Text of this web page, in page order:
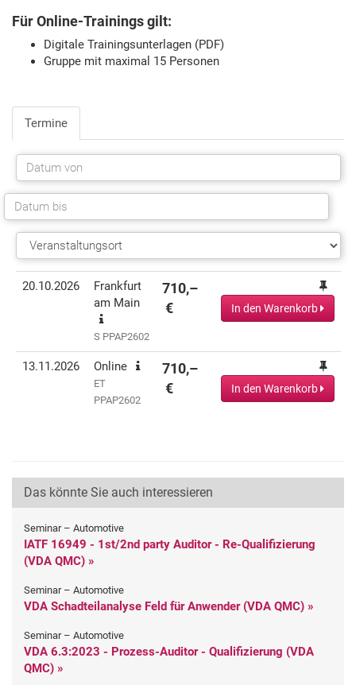
Für Online-Trainings gilt:
Digitale Trainingsunterlagen (PDF)
Gruppe mit maximal 15 Personen
Termine
Termin(e) Informationen Preis
20.10.2026
Frankfurt
am Main
S PPAP2602
710,–
€
In den Warenkorb
13.11.2026 Online
ET
PPAP2602
710,–
€
In den Warenkorb
Das könnte Sie auch interessieren
Seminar – Automotive
IATF 16949 - 1st/2nd party Auditor - Re-Qualifizierung
(VDA QMC) »
Seminar – Automotive
VDA Schadteilanalyse Feld für Anwender (VDA QMC) »
Seminar – Automotive
VDA 6.3:2023 - Prozess-Auditor - Qualifizierung (VDA
QMC) »